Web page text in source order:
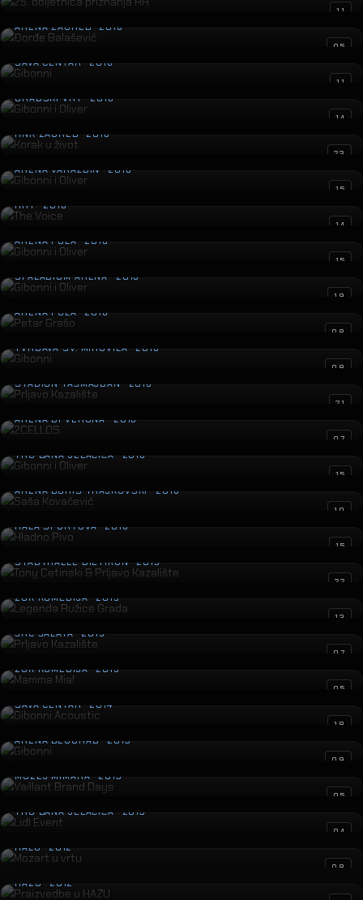
11
Đorđe Balašević
ARENA ZAGREB · 2016
05
Gibonni
SAVA CENTAR · 2016
11
Gibonni i Oliver
GRADSKI VRT · 2016
14
Korak u život
HNK ZAGREB · 2016
23
Gibonni i Oliver
ARENA VARAŽDIN · 2016
15
The Voice
HRT · 2016
14
Gibonni i Oliver
ARENA PULA · 2016
15
Gibonni i Oliver
SPALADIUM ARENA · 2016
19
Petar Grašo
ARENA PULA · 2016
08
Gibonni
TVRĐAVA SV. MIHOVILA · 2016
08
Prljavo Kazalište
STADION TAŠMAJDAN · 2016
21
2CELLOS
ARENA DI VERONA · 2016
07
Gibonni i Oliver
TRG BANA JELAČIĆA · 2016
15
Saša Kovačević
ARENA BORIS TRAJKOVSKI · 2016
10
Hladno Pivo
HALA SPORTOVA · 2016
15
Tony Cetinski & Prljavo Kazalište
STADTHALLE DIETIKON · 2015
22
Legenda Ružice Grada
ZGK KOMEDIJA · 2015
13
Prljavo Kazalište
ŠRC ŠALATA · 2015
07
Mamma Mia!
ZGK KOMEDIJA · 2015
05
Gibonni Acoustic
SAVA CENTAR · 2014
18
Gibonni
ARENA BEOGRAD · 2013
09
Vaillant Brand Days
MUZEJ MIMARA · 2013
05
Lidl Event
TRG BANA JELAČIĆA · 2013
04
Mozart u vrtu
HALU · 2012
08
Praizvedbe u HAZU
HAZU · 2012